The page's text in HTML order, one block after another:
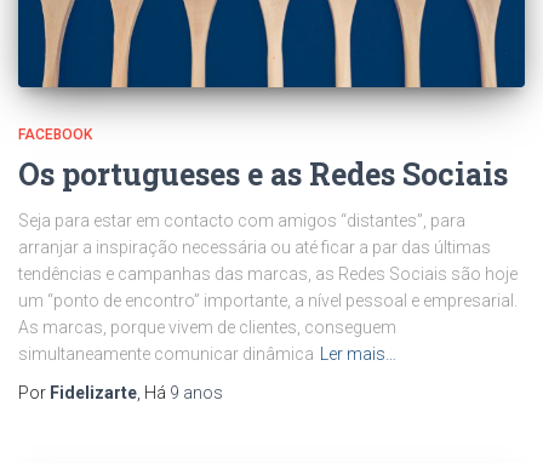
FACEBOOK
Os portugueses e as Redes Sociais
Seja para estar em contacto com amigos “distantes”, para
arranjar a inspiração necessária ou até ficar a par das últimas
tendências e campanhas das marcas, as Redes Sociais são hoje
um “ponto de encontro” importante, a nível pessoal e empresarial.
As marcas, porque vivem de clientes, conseguem
simultaneamente comunicar dinâmica Ler mais…
Por Fidelizarte , Há 9 anos